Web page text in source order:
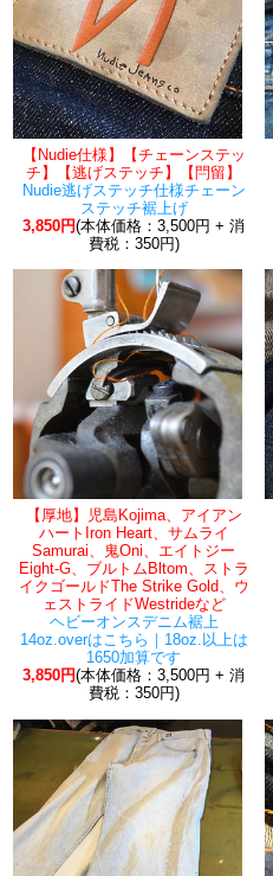
【Nudie仕様】【チェーンステッ
チ】【逃げステッチ】【閂留】
Nudie逃げステッチ仕様チェーン
ステッチ裾上げ
3,850円(本体価格：3,500円 + 消
費税：350円)
【厚地】児島Kojima、アイアン
ハートIron Heart、サムライ
Samurai、鬼Oni、エイトジー
Eight-G、ブルトムBltom、ストラ
イクゴールドThe Strike Gold、ウ
ェストライドWestrideなど
ヘビーオンスデニム裾上
14oz.overはこちら｜18oz.以上は
1650加算です
3,850円(本体価格：3,500円 + 消
費税：350円)